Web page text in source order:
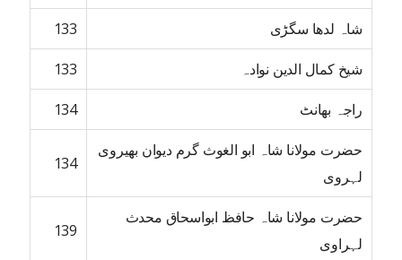
شاہ لدھا سگڑی 133
شیخ کمال الدین نوادہ 133
راجہ بھانٹ 134
حضرت مولانا شاہ ابو الغوث گرم دیوان بھیروی
لہروی
134
حضرت مولانا شاہ حافظ ابواسحاق محدث
لہراوی
139